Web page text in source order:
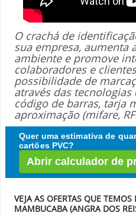
O crachá de
sua empresa, aumenta
ambiente e promove
colaboradores e
possibilidade de
através das
código de barras, tarja
aproximação (mifare,
Quer uma estimativa de
cartões PVC?
Abrir calculador de
VEJA AS OFERTAS QUE
MAMBUCABA (ANGRA DOS